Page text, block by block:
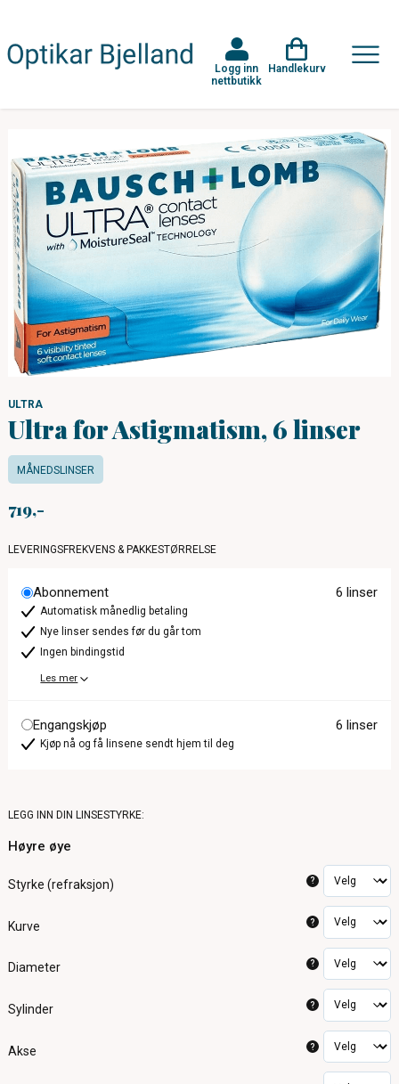
Logg inn
nettbutikk
Handlekurv
ULTRA
Ultra for Astigmatism, 6 linser
MÅNEDSLINSER
719
LEVERINGSFREKVENS & PAKKESTØRRELSE
Abonnement 6 linser
Automatisk månedlig betaling
Nye linser sendes før du går tom
Ingen bindingstid
Les mer
Engangskjøp 6 linser
Kjøp nå og få linsene sendt hjem til deg
LEGG INN DIN LINSESTYRKE:
Høyre øye
Styrke (refraksjon) ?
Kurve ?
Diameter ?
Sylinder ?
Akse ?